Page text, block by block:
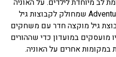
לב מיוחדת לילדים. על האוניה
פועל מועדון ילדים Adventure Ocean שמחולק לקבוצות גיל
גיל 17. לכל קבוצת גיל מוקצה חדר עם משחקים
מועסקים במועדון כדי שההורים
במקומות אחרים על האוניה.